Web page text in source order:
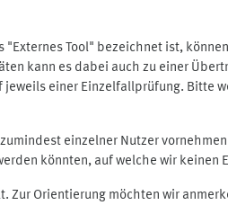
Tool" bezeichnet ist,
kann es dabei auch zu einer
einer Einzelfallprüfung. Bitte
einzelner Nutzer
könnten, auf welche wir keinen
Orientierung möchten wir